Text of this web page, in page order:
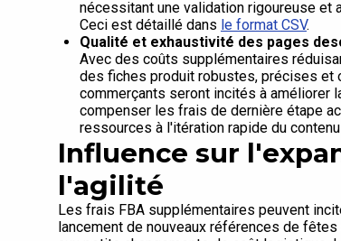
nécessitant une validation rigoureuse
Ceci est détaillé dans le format CSV.
Qualité et exhaustivité des pages
Avec des coûts supplémentaires
des fiches produit robustes, précises et
commerçants seront incités à améliorer
compenser les frais de dernière étape
ressources à l'itération rapide du
Influence sur
l'agilité
Les frais FBA supplémentaires peuvent
lancement de nouveaux références de